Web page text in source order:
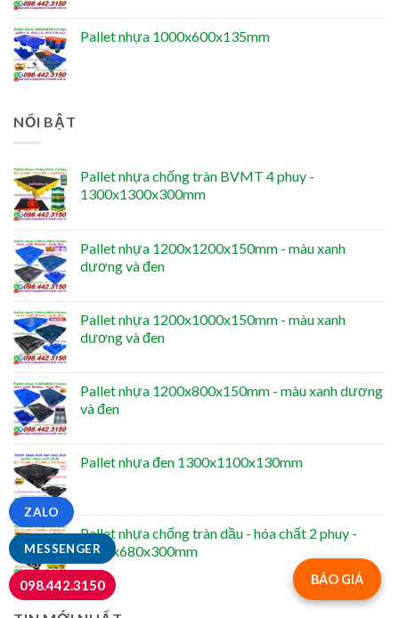
Pallet nhựa 1000x600x135mm
NỔI BẬT
Pallet nhựa chống tràn BVMT 4 phuy -
1300x1300x300mm
Pallet nhựa 1200x1200x150mm - màu xanh
dương và đen
Pallet nhựa 1200x1000x150mm - màu xanh
dương và đen
Pallet nhựa 1200x800x150mm - màu xanh dương
và đen
Pallet nhựa đen 1300x1100x130mm
Pallet nhựa chống tràn dầu - hóa chất 2 phuy -
1300x680x300mm
BÁO GIÁ
MESSENGER
ZALO
098.442.3150